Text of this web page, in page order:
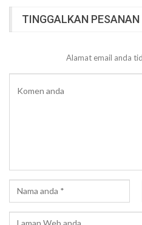
TINGGALKAN PESANAN
Alamat email anda